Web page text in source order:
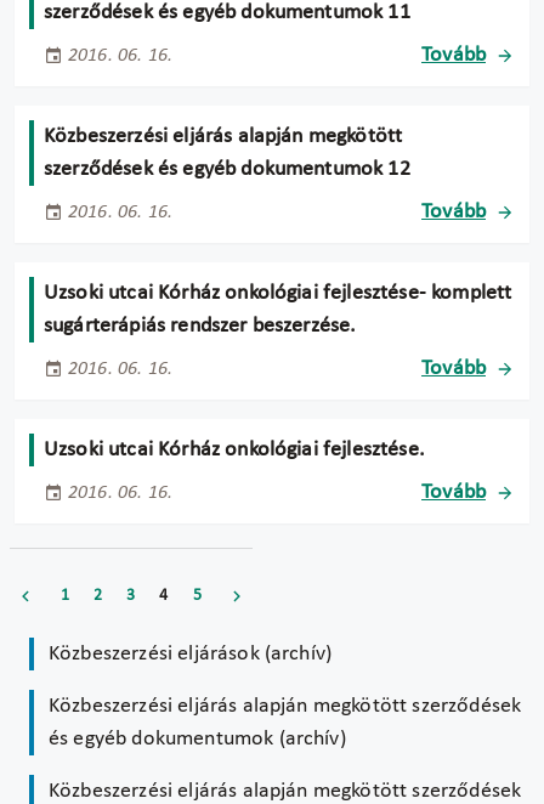
szerződések és egyéb dokumentumok 11
2016. 06. 16. Tovább
Közbeszerzési eljárás alapján megkötött
szerződések és egyéb dokumentumok 12
2016. 06. 16. Tovább
Uzsoki utcai Kórház onkológiai fejlesztése- komplett
sugárterápiás rendszer beszerzése.
2016. 06. 16. Tovább
Uzsoki utcai Kórház onkológiai fejlesztése.
2016. 06. 16. Tovább
1 2 3 4 5
Közbeszerzési eljárások (archív)
Közbeszerzési eljárás alapján megkötött szerződések
és egyéb dokumentumok (archív)
Közbeszerzési eljárás alapján megkötött szerződések